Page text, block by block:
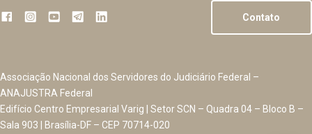
Contato
Associação Nacional dos Servidores do Judiciário Federal –
ANAJUSTRA Federal
Edifício Centro Empresarial Varig | Setor SCN – Quadra 04 – Bloco B –
Sala 903 | Brasília-DF – CEP 70714-020